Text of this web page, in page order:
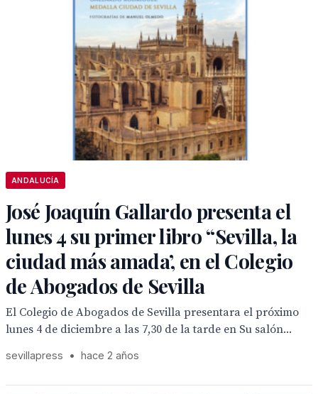
ANDALUCÍA
José Joaquín Gallardo presenta el
lunes 4 su primer libro “Sevilla, la
ciudad más amada’, en el Colegio
de Abogados de Sevilla
El Colegio de Abogados de Sevilla presentara el próximo
lunes 4 de diciembre a las 7,30 de la tarde en Su salón...
sevillapress • hace 2 años